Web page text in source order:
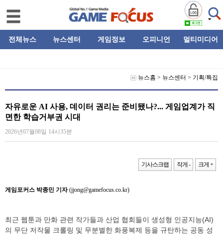
전체뉴스 뉴스센터 게임정보 오피니언 멀티미디어
뉴스홈 > 뉴스센터 > 기획/특집
자유로운 AI 사용, 데이터 권리는 준비됐나?... 게임업계가 직
면한 학습거부권 시대
2026년07월08일 14시35분
기사스크랩 작게 - 크게 +
게임포커스 박종민 기자(jjong@gamefocus.co.kr)
최근 웹툰과 만화 관련 작가들과 산업 협회들이 생성형 인공지능(AI)
의 무단 저작물 크롤링 및 무분별한 화풍복제 등을 규탄하는 공동 성